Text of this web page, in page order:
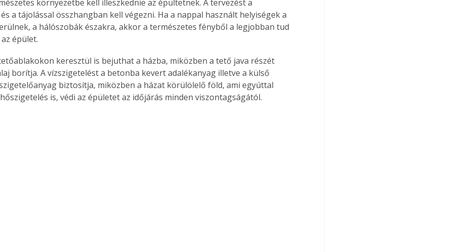
környezetbe kell illeszkednie az épültetnek. A tervezést a
a tájolással összhangban kell végezni. Ha a nappal használt helyiségek a
a hálószobák északra, akkor a természetes fényből a legjobban tud
épület.
borítja. A vízszigetelést a betonba kevert adalékanyag illetve a külső
biztosítja, miközben a házat körülölelő föld, ami egyúttal
is, védi az épületet az időjárás minden viszontagságától.